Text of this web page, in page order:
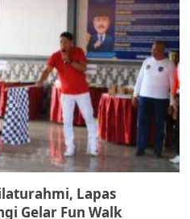
Lapas
Gelar Fun Walk